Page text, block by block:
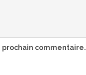
prochain commentaire.